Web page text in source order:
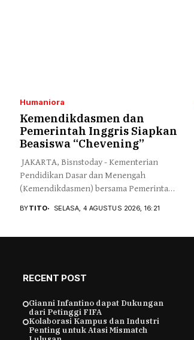
Humaniora
Kemendikdasmen dan
Pemerintah Inggris Siapkan
Beasiswa “Chevening”
JAKARTA, Bisnstoday - Kementerian
Pendidikan Dasar dan Menengah
(Kemendikdasmen) bersama Pemerintah
BYTITO SELASA, 4 AGUSTUS 2026, 16:21
RECENT POST
Gianni Infantino dapat Dukungan
dari Petinggi FIFA
Kolaborasi Kampus dan Industri
Penting untuk Atasi Mismatch